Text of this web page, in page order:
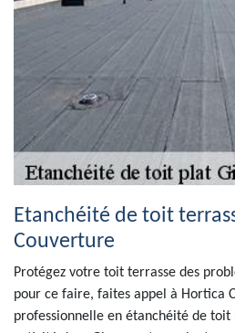
Etanchéité de toit
Couverture
Protégez votre toit terrasse des
pour ce faire, faites appel à Hortica
professionnelle en étanchéité de